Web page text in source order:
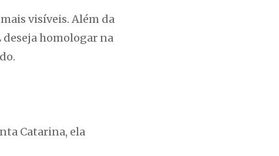
visíveis. Além da
homologar na
Catarina, ela